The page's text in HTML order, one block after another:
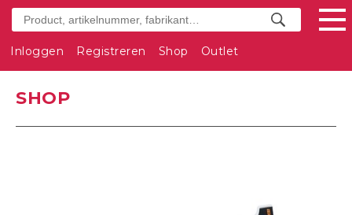
Inloggen Registreren Shop Outlet
SHOP